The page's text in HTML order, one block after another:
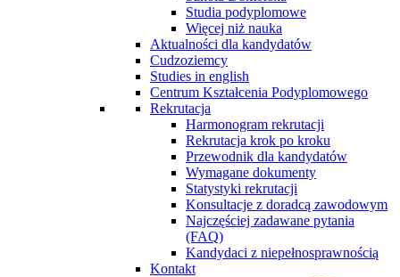
Studia podyplomowe
Więcej niż nauka
Aktualności dla kandydatów
Cudzoziemcy
Studies in english
Centrum Kształcenia Podyplomowego
Rekrutacja
Harmonogram rekrutacji
Rekrutacja krok po kroku
Przewodnik dla kandydatów
Wymagane dokumenty
Statystyki rekrutacji
Konsultacje z doradcą zawodowym
Najczęściej zadawane pytania
(FAQ)
Kandydaci z niepełnosprawnością
Kontakt